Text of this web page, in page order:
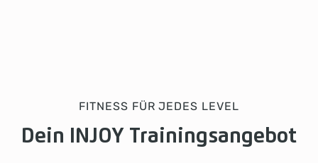
FITNESS FÜR JEDES LEVEL
Dein INJOY Trainingsangebot